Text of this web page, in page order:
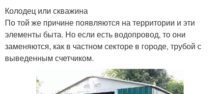
Колодец или скважина
По той же причине появляются на территории и эти
элементы быта. Но если есть водопровод, то они
заменяются, как в частном секторе в городе, трубой с
выведенным счетчиком.